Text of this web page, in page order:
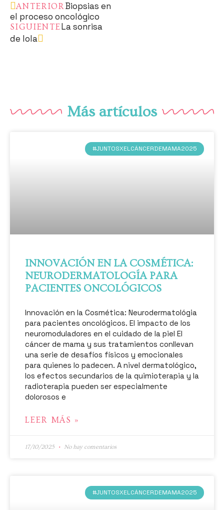
ANTERIORBiopsias en
el proceso oncológico
SIGUIENTELa sonrisa
de lola
Más artículos
#JUNTOSXELCÁNCERDEMAMA2025
INNOVACIÓN EN LA COSMÉTICA:
NEURODERMATOLOGÍA PARA
PACIENTES ONCOLÓGICOS
Innovación en la Cosmética: Neurodermatológia
para pacientes oncológicos. El impacto de los
neuromoduladores en el cuidado de la piel El
cáncer de mama y sus tratamientos conllevan
una serie de desafíos físicos y emocionales
para quienes lo padecen. A nivel dermatológico,
los efectos secundarios de la quimioterapia y la
radioterapia pueden ser especialmente
dolorosos e
LEER MÁS »
17/10/2025 No hay comentarios
#JUNTOSXELCÁNCERDEMAMA2025